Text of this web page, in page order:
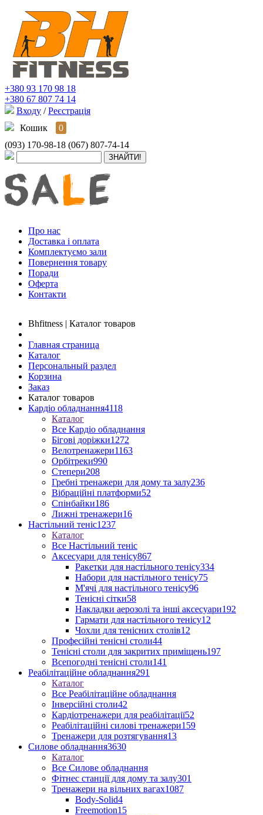
+380 93 170 98 18
+380 67 807 74 14
Входу / Реєстрація
Кошик
0
(093) 170-98-18 (067) 807-74-14
Про нас
Доставка і оплата
Комплектуємо зали
Повернення товару
Поради
Оферта
Контакти
Bhfitness | Каталог товаров
Главная страница
Каталог
Персональный раздел
Корзина
Заказ
Каталог товаров
Кардіо обладнання4118
Каталог
Все Кардіо обладнання
Бігові доріжки1272
Велотренажери1163
Орбітреки990
Степери208
Гребні тренажери для дому та залу236
Вібраційні платформи52
Спінбайки186
Лижні тренажери16
Настільний теніс1237
Каталог
Все Настільний теніс
Аксесуари для тенісу867
Ракетки для настільного тенісу334
Набори для настільного тенісу75
М'ячі для настільного тенісу96
Тенісні сітки58
Накладки аерозолі та інші аксесуари192
Гармати для настільного тенісу12
Чохли для тенісних столів12
Професійні тенісні столи44
Тенісні столи для закритих приміщень197
Всепогодні тенісні столи141
Реабілітаційне обладнання291
Каталог
Все Реабілітаційне обладнання
Інверсійні столи42
Кардіотренажери для реабілітації52
Реабілітаційні силові тренажери159
Тренажери для розтягування13
Силове обладнання3630
Каталог
Все Силове обладнання
Фітнес станції для дому та залу301
Тренажери на вільних вагах1087
Body-Solid4
Freemotion15